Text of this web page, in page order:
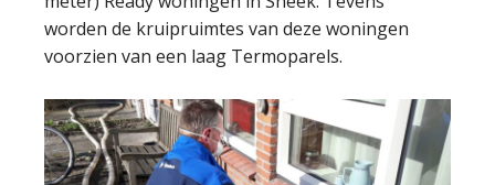
worden de kruipruimtes van deze woningen
voorzien van een laag Termoparels.